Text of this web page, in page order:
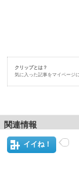
クリップとは？
気に入った記事をマイページ
関連情報
イイね！